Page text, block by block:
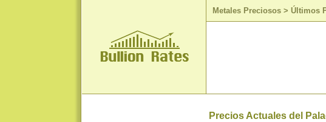
Metales Preciosos > Últimos
Precios Actuales del